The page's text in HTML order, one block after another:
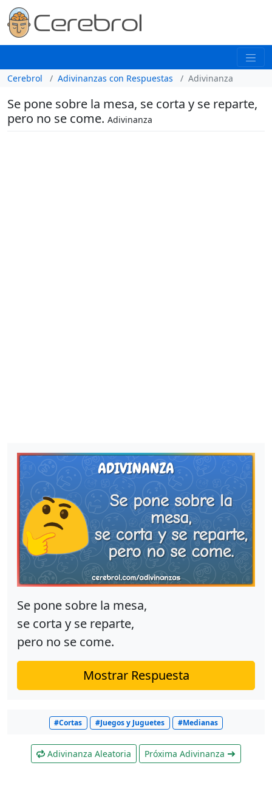
Cerebrol Adivinanzas con Respuestas Adivinanza
Se pone sobre la mesa, se corta y se reparte,
pero no se come. Adivinanza
Se pone sobre la mesa,
se corta y se reparte,
pero no se come.
Mostrar Respuesta
#Cortas #Juegos y Juguetes #Medianas
Adivinanza Aleatoria Próxima Adivinanza